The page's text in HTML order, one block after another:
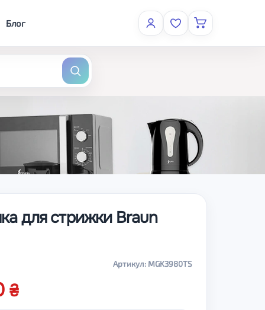
Блог
для стрижки Braun
Артикул: MGK3980TS